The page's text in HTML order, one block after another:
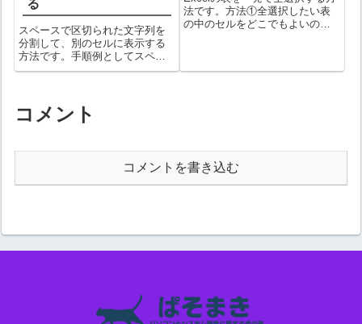
る
スペースで区切られた文字列を
分割して、別のセルに表示する
方法です。手順例としてスペー
スで区切られた「東京 大阪 名古
で、「データ」タブ⇒「区切り
位置」を選択する②「区切り位
法です。方法①全選択したい表
の中のセルをどこでもよいので
[a}は表以外の場所だとシートが
コメント
コメントを書き込む